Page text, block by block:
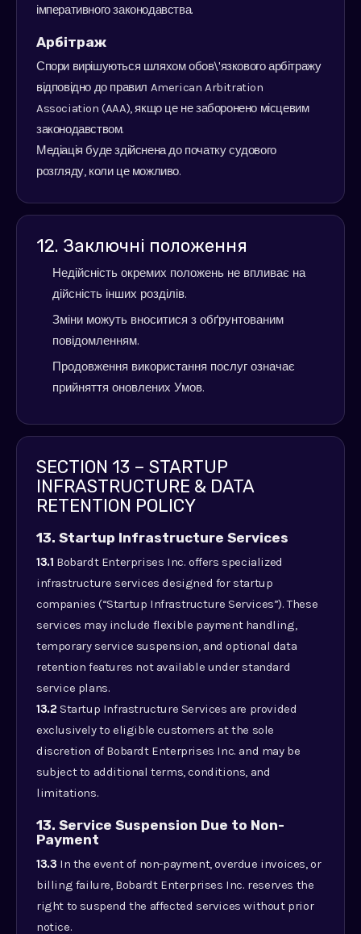
імперативного законодавства.
Арбітраж
Спори вирішуються шляхом обов\'язкового арбітражу
відповідно до правил American Arbitration
Association (AAA), якщо це не заборонено місцевим
законодавством.
Медіація буде здійснена до початку судового
розгляду, коли це можливо.
12. Заключні положення
Недійсність окремих положень не впливає на
дійсність інших розділів.
Зміни можуть вноситися з обґрунтованим
повідомленням.
Продовження використання послуг означає
прийняття оновлених Умов.
SECTION 13 – STARTUP
INFRASTRUCTURE & DATA
RETENTION POLICY
13. Startup Infrastructure Services
13.1 Bobardt Enterprises Inc. offers specialized
infrastructure services designed for startup
companies (“Startup Infrastructure Services”). These
services may include flexible payment handling,
temporary service suspension, and optional data
retention features not available under standard
service plans.
13.2 Startup Infrastructure Services are provided
exclusively to eligible customers at the sole
discretion of Bobardt Enterprises Inc. and may be
subject to additional terms, conditions, and
limitations.
13. Service Suspension Due to Non-
Payment
13.3 In the event of non-payment, overdue invoices, or
billing failure, Bobardt Enterprises Inc. reserves the
right to suspend the affected services without prior
notice.